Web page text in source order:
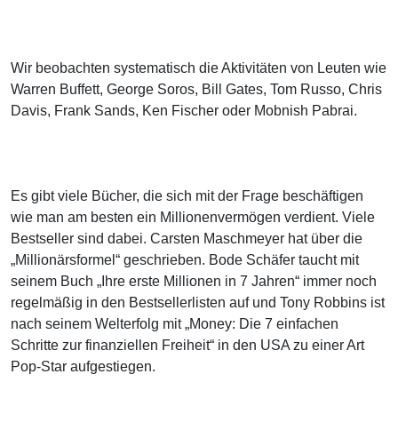
Wir beobachten systematisch die Aktivitäten von Leuten wie
Warren Buffett, George Soros, Bill Gates, Tom Russo, Chris
Davis, Frank Sands, Ken Fischer oder Mobnish Pabrai.
Es gibt viele Bücher, die sich mit der Frage beschäftigen
wie man am besten ein Millionenvermögen verdient. Viele
Bestseller sind dabei. Carsten Maschmeyer hat über die
„Millionärsformel“ geschrieben. Bode Schäfer taucht mit
seinem Buch „Ihre erste Millionen in 7 Jahren“ immer noch
regelmäßig in den Bestsellerlisten auf und Tony Robbins ist
nach seinem Welterfolg mit „Money: Die 7 einfachen
Schritte zur finanziellen Freiheit“ in den USA zu einer Art
Pop-Star aufgestiegen.